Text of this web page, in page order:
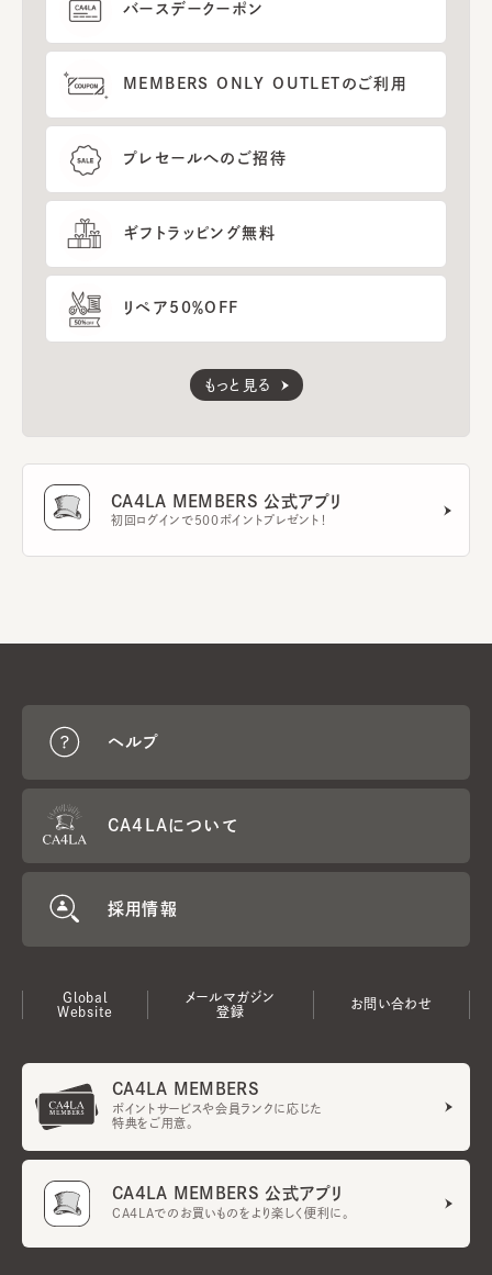
バースデークーポン
MEMBERS ONLY OUTLETのご利用
プレセールへのご招待
ギフトラッピング無料
リペア50％OFF
もっと見る
CA4LA MEMBERS 公式アプリ
初回ログインで500ポイントプレゼント！
ヘルプ
CA4LAについて
採用情報
Global
Website
メールマガジン
登録
お問い合わせ
CA4LA MEMBERS
ポイントサービスや会員ランクに応じた
特典をご用意。
CA4LA MEMBERS 公式アプリ
CA4LAでのお買いものをより楽しく便利に。